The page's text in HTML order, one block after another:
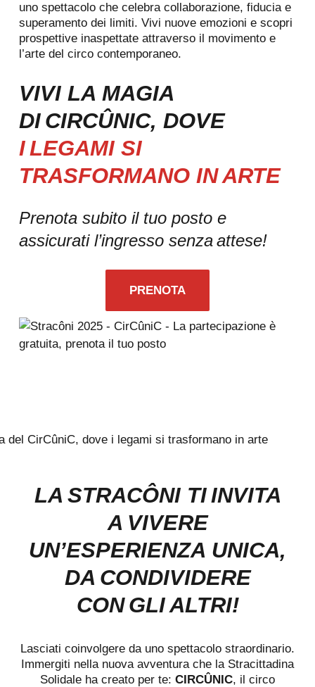
uno spettacolo che celebra collaborazione, fiducia e
superamento dei limiti. Vivi nuove emozioni e scopri
prospettive inaspettate attraverso il movimento e
l’arte del circo contemporaneo.
VIVI LA MAGIA
DI CIRCÛNIC, DOVE
I LEGAMI SI
TRASFORMANO IN ARTE
Prenota subito il tuo posto e
assicurati l’ingresso senza attese!
PRENOTA
LA STRACÔNI TI INVITA
A VIVERE
UN’ESPERIENZA UNICA,
DA CONDIVIDERE
CON GLI ALTRI!
Lasciati coinvolgere da uno spettacolo straordinario.
Immergiti nella nuova avventura che la Stracittadina
Solidale ha creato per te: CIRCÛNIC, il circo